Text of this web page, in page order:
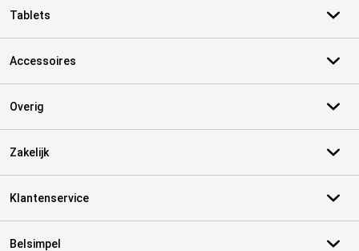
Tablets
Accessoires
Overig
Zakelijk
Klantenservice
Belsimpel